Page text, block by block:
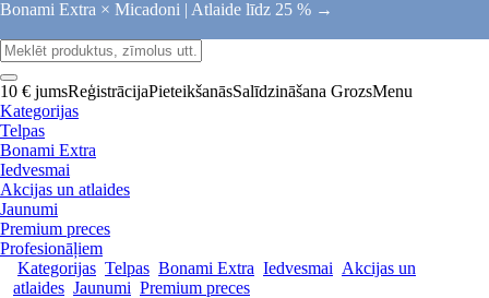
Bonami Extra × Micadoni | Atlaide līdz 25 % →
10 € jumsReģistrācijaPieteikšanāsSalīdzināšana GrozsMenu
Kategorijas
Telpas
Bonami Extra
Iedvesmai
Akcijas un atlaides
Jaunumi
Premium preces
Profesionāļiem
Kategorijas Telpas Bonami Extra Iedvesmai Akcijas un
atlaides Jaunumi Premium preces